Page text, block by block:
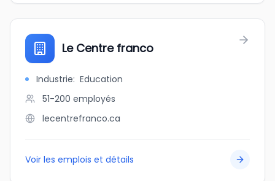
Le Centre franco
Industrie: Education
51-200 employés
lecentrefranco.ca
Voir les emplois et détails